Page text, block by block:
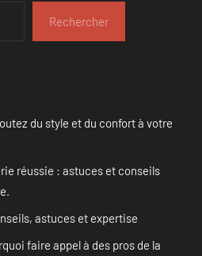
Rechercher
du style et du confort à votre
réussie : astuces et conseils
astuces et expertise
faire appel à des pros de la